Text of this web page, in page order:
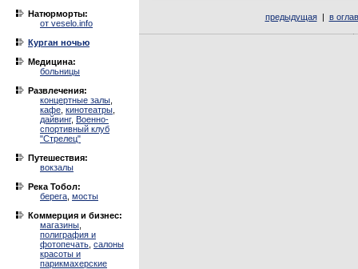
Натюрморты:
от veselo.info
Курган ночью
Медицина:
больницы
Развлечения:
концертные залы
кафе кинотеатры
дайвинг, Военно-
спортивный клуб
"Стрелец"
Путешествия:
вокзалы
Река Тобол:
берега мосты
Коммерция и бизнес:
магазины
полиграфия и
фотопечать салоны
красоты и
парикмахерские
предыдущая| в